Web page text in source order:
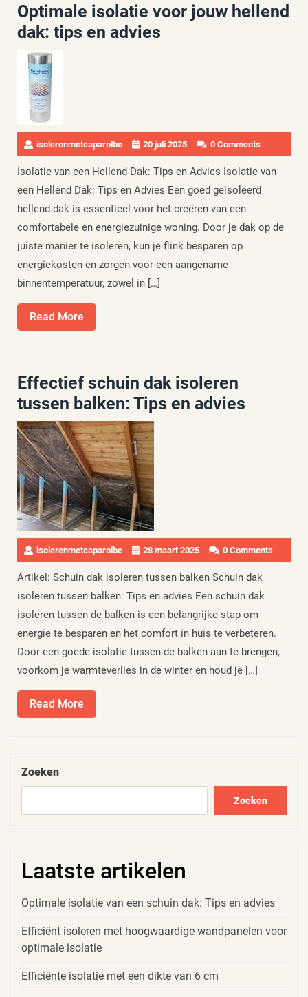
Optimale isolatie voor jouw hellend
dak: tips en advies
isolerenmetcaparolbe 20 juli 2025 0 Comments
Isolatie van een Hellend Dak: Tips en Advies Isolatie van
een Hellend Dak: Tips en Advies Een goed geïsoleerd
hellend dak is essentieel voor het creëren van een
comfortabele en energiezuinige woning. Door je dak op de
juiste manier te isoleren, kun je flink besparen op
energiekosten en zorgen voor een aangename
binnentemperatuur, zowel in […]
Read More
More
Effectief schuin dak isoleren
tussen balken: Tips en advies
isolerenmetcaparolbe 28 maart 2025 0 Comments
Artikel: Schuin dak isoleren tussen balken Schuin dak
isoleren tussen balken: Tips en advies Een schuin dak
isoleren tussen de balken is een belangrijke stap om
energie te besparen en het comfort in huis te verbeteren.
Door een goede isolatie tussen de balken aan te brengen,
voorkom je warmteverlies in de winter en houd je […]
Read More
More
Zoeken
Zoeken
Laatste artikelen
Optimale isolatie van een schuin dak: Tips en advies
Efficiënt isoleren met hoogwaardige wandpanelen voor
optimale isolatie
Efficiënte isolatie met een dikte van 6 cm